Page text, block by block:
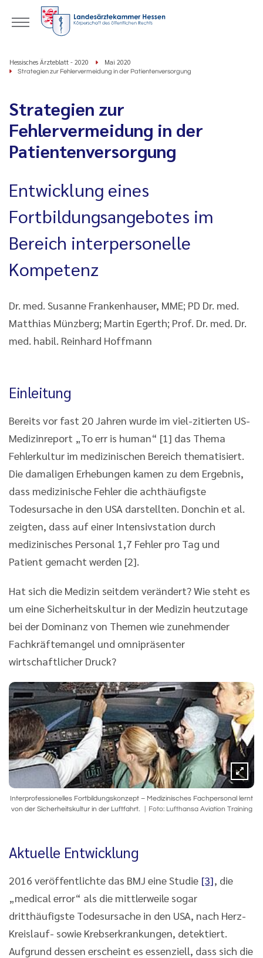
Hessisches Ärzteblatt - 2020 Mai 2020
Strategien zur Fehlervermeidung in der Patientenversorgung
Strategien zur
Fehlervermeidung in der
Patientenversorgung
Entwicklung eines
Fortbildungsangebotes im
Bereich interpersonelle
Kompetenz
Dr. med. Susanne Frankenhauser, MME; PD Dr. med.
Matthias Münzberg; Martin Egerth; Prof. Dr. med. Dr.
med. habil. Reinhard Hoffmann
Einleitung
Bereits vor fast 20 Jahren wurde im viel-zitierten US-
Medizinreport „To err is human“ [1] das Thema
Fehlerkultur im medizinischen Bereich thematisiert.
Die damaligen Erhebungen kamen zu dem Ergebnis,
dass medizinische Fehler die achthäufigste
Todesursache in den USA darstellten. Donchin et al.
zeigten, dass auf einer Intensivstation durch
medizinisches Personal 1,7 Fehler pro Tag und
Patient gemacht werden [2].
Hat sich die Medizin seitdem verändert? Wie steht es
um eine Sicherheitskultur in der Medizin heutzutage
bei der Dominanz von Themen wie zunehmender
Fachkräftemangel und omnipräsenter
wirtschaftlicher Druck?
Interprofessionelles Fortbildungskonzept – Medizinisches Fachpersonal lernt
von der Sicherheitskultur in der Luftfahrt.
Foto: Lufthansa Aviation Training
Aktuelle Entwicklung
2016 veröffentlichte das BMJ eine Studie [3], die
„medical error“ als die mittlerweile sogar
dritthäufigste Todesursache in den USA, nach Herz-
Kreislauf- sowie Krebserkrankungen, detektiert.
Aufgrund dessen erscheint es essenziell, dass sich die